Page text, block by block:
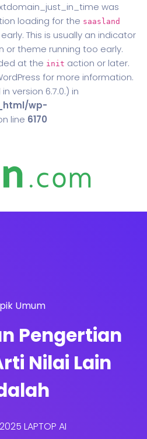
was
loading for the saasland
This is usually an indicator
or theme running too early.
at the init action or later.
for more information.
version 6.7.0.) in
wp-
line 6170
Umum
Pengertian
Nilai Lain
LAPTOP AI